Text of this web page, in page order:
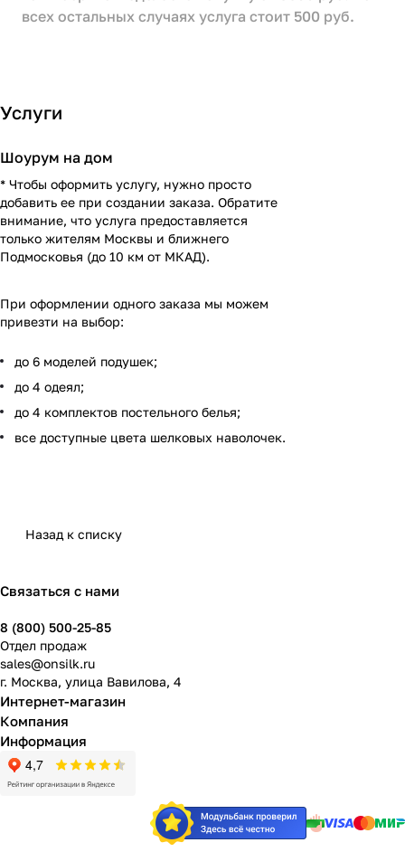
всех остальных случаях услуга стоит 500 руб.
Услуги
Шоурум на дом
* Чтобы оформить услугу, нужно просто
добавить ее при создании заказа. Обратите
внимание, что услуга предоставляется
только жителям Москвы и ближнего
Подмосковья (до 10 км от МКАД).
При оформлении одного заказа мы можем
привезти на выбор:
до 6 моделей подушек;
до 4 одеял;
до 4 комплектов постельного белья;
все доступные цвета шелковых наволочек.
Назад к списку
Связаться с нами
8 (800) 500-25-85
Отдел продаж
sales@onsilk.ru
г. Москва, улица Вавилова, 4
Интернет-магазин
Компания
Информация